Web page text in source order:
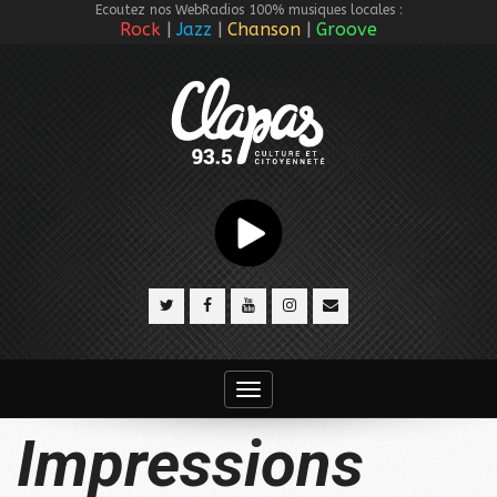
Ecoutez nos WebRadios 100% musiques locales :
Rock Jazz Chanson Groove
Toggle
navigation
Impressions